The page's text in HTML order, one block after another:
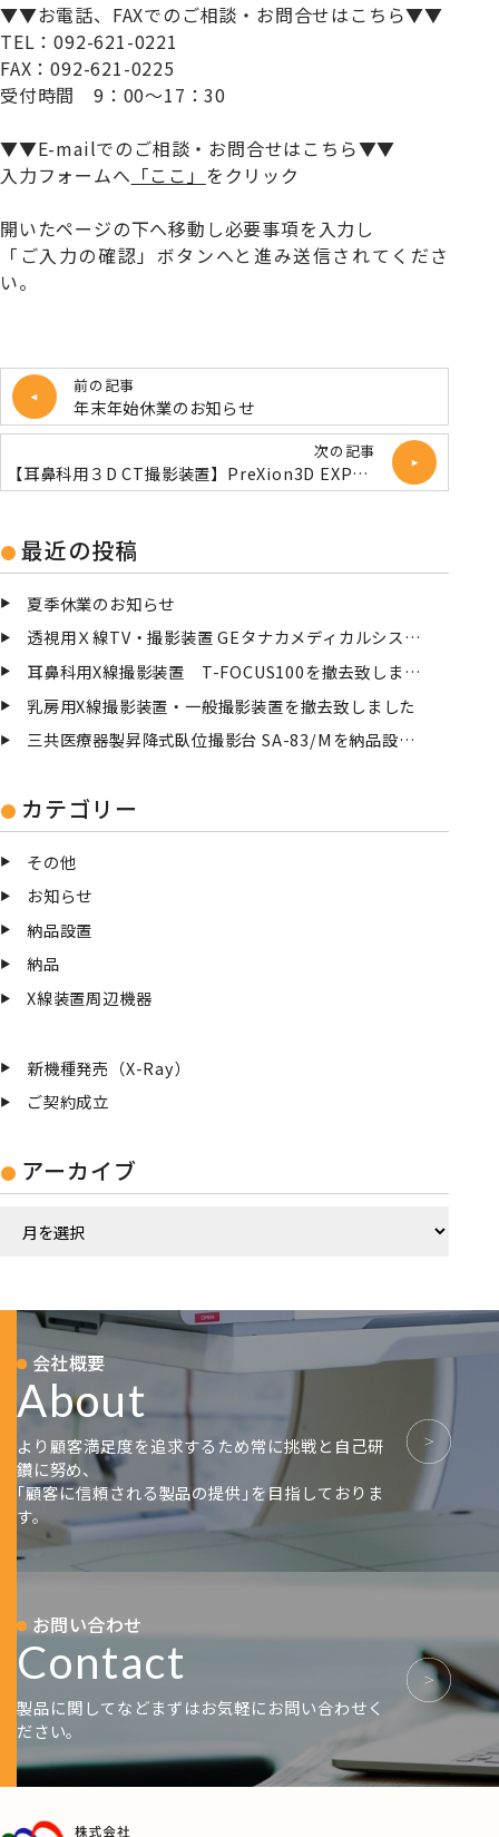
▼▼お電話、FAXでのご相談・お問合せはこちら▼▼
TEL：092-621-0221
FAX：092-621-0225
受付時間 9：00～17：30
▼▼E-mailでのご相談・お問合せはこちら▼▼
入力フォームへ 「ここ」 をクリック
開いたページの下へ移動し必要事項を入力し
「ご入力の確認」ボタンへと進み送信されてくださ
い。
前の記事
年末年始休業のお知らせ
次の記事
【耳鼻科用３D CT撮影装置】PreXion3D EXPLORER ENT ご契約いただきました
最近の投稿
夏季休業のお知らせ
透視用Ｘ線TV・撮影装置 GEタナカメディカルシステム TXーⅢ 点検
耳鼻科用X線撮影装置 T-FOCUS100を撤去致しました
乳房用X線撮影装置・一般撮影装置を撤去致しました
三共医療器製昇降式臥位撮影台 SA-83/Mを納品設置致しました
カテゴリー
その他
お知らせ
納品設置
納品
X線装置周辺機器
新機種発売（X-Ray）
ご契約成立
アーカイブ
会社概要
About
より顧客満足度を追求するため常に挑戦と自己研
鑽に努め、
｢顧客に信頼される製品の提供｣を目指しておりま
す。
お問い合わせ
Contact
製品に関してなどまずはお気軽にお問い合わせく
ださい。